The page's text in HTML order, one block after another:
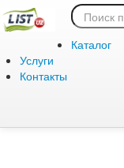
Каталог
Услуги
Контакты
Ошибка